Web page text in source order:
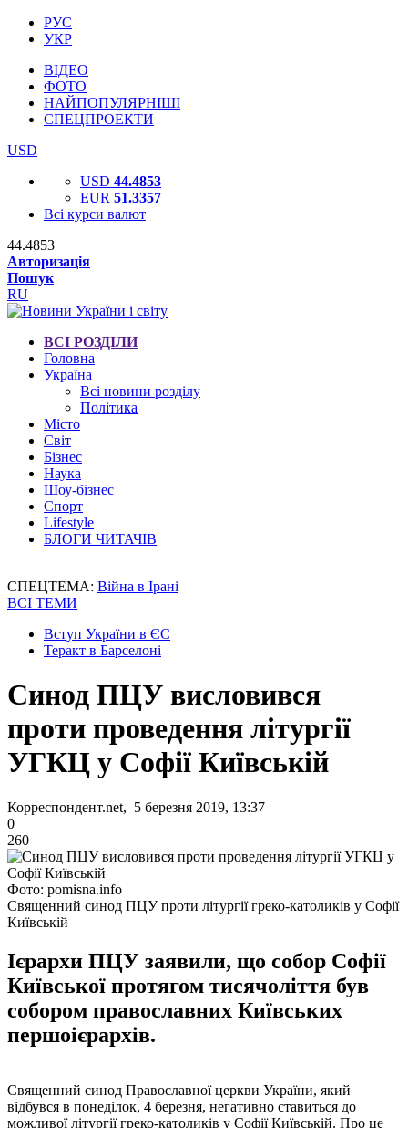
РУС
УКР
ВІДЕО
ФОТО
НАЙПОПУЛЯРНІШІ
СПЕЦПРОЕКТИ
USD
USD 44.4853
EUR 51.3357
Всі курси валют
44.4853
Авторизація
Пошук
RU
ВСІ РОЗДІЛИ
Головна
Україна
Всі новини розділу
Політика
Місто
Світ
Бізнес
Наука
Шоу-бізнес
Спорт
Lifestyle
БЛОГИ ЧИТАЧІВ
СПЕЦТЕМА: Війна в Ірані
ВСІ ТЕМИ
Вступ України в ЄС
Теракт в Барселоні
Синод ПЦУ висловився
проти проведення літургії
УГКЦ у Софії Київській
Корреспондент.net, 5 березня 2019, 13:37
0
260
Фото: pomisna.info
Священний синод ПЦУ проти літургії греко-католиків у Софії
Київській
Ієрархи ПЦУ заявили, що собор Софії
Київської протягом тисячоліття був
собором православних Київських
першоієрархів.
Священний синод Православної церкви України, який
відбувся в понеділок, 4 березня, негативно ставиться до
можливої ​​літургії греко-католиків у Софії Київській. Про це